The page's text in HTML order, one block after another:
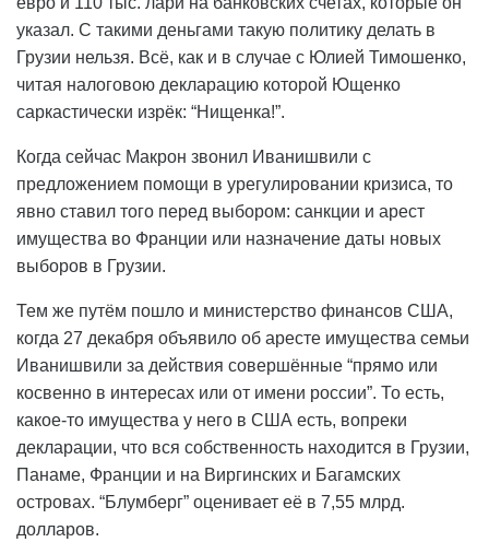
указал. С такими деньгами такую политику делать в
Грузии нельзя. Всё, как и в случае с Юлией Тимошенко,
читая налоговою декларацию которой Ющенко
саркастически изрёк: “Нищенка!”.
Когда сейчас Макрон звонил Иванишвили с
предложением помощи в урегулировании кризиса, то
явно ставил того перед выбором: санкции и арест
имущества во Франции или назначение даты новых
выборов в Грузии.
Тем же путём пошло и министерство финансов США,
когда 27 декабря объявило об аресте имущества семьи
Иванишвили за действия совершённые “прямо или
косвенно в интересах или от имени россии”. То есть,
какое-то имущества у него в США есть, вопреки
декларации, что вся собственность находится в Грузии,
Панаме, Франции и на Виргинских и Багамских
островах. “Блумберг” оценивает её в 7,55 млрд.
долларов.